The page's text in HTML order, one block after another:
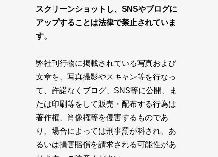
スクリーンショットし、SNSやブログに
アップすることは法律で禁止されていま
す。
弊社刊行物に掲載されている写真および
文章を、写真撮影やスキャン等を行なっ
て、許諾なくブログ、SNS等に公開、ま
たは印刷等をして販売・配布する行為は
著作権、肖像権等を侵害するものであ
り、場合によっては刑事罰が科され、あ
るいは損害賠償を請求される可能性があ